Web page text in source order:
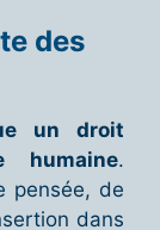
des
un droit
humaine.
pensée, de
dans